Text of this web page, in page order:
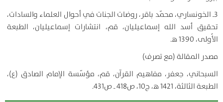
3ـ الخونساري، محمّد باقر، روضات الجنات في أحوال العلماء والسادات،
تحقيق أسد الله إسماعيليان، قم، انتشارات إسماعيليان، الطبعة
الأُولى، 1390 ه‍.
مصدر المقالة (مع تصرف)
السبحاني، جعفر، مفاهيم القرآن، قم، مؤسّسة الإمام الصادق (ع)،
الطبعة الثالثة، 1421 ه‍، ج10، ص418 ـ ص431.